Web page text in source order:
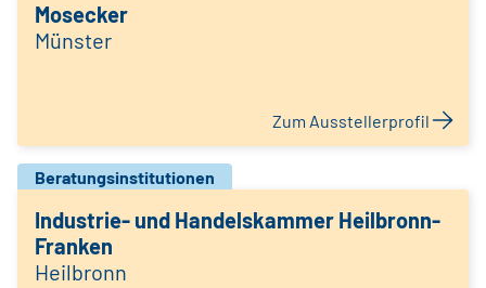
Mosecker
Münster
Zum Ausstellerprofil
Beratungsinstitutionen
Industrie- und Handelskammer Heilbronn-
Franken
Heilbronn